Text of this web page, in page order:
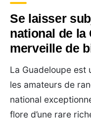
Se laisser
national de la
merveille de
La Guadeloupe est
les amateurs de
national
flore d’une rare